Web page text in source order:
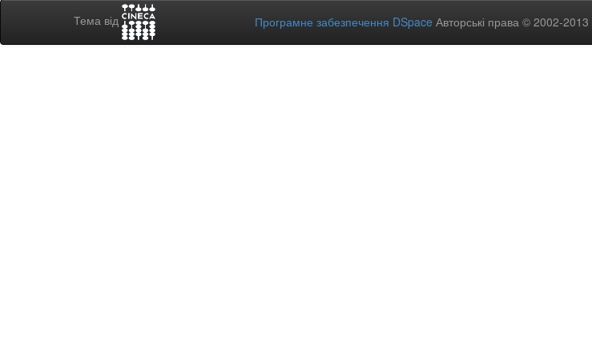
Тема від Програмне забезпечення DSpace Авторські права © 2002-2013